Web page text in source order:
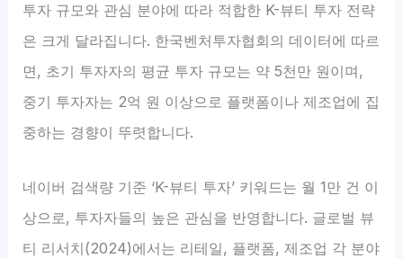
투자 규모와 관심 분야에 따라 적합한 K-뷰티 투자 전략
은 크게 달라집니다. 한국벤처투자협회의 데이터에 따르
면, 초기 투자자의 평균 투자 규모는 약 5천만 원이며,
중기 투자자는 2억 원 이상으로 플랫폼이나 제조업에 집
중하는 경향이 뚜렷합니다.
네이버 검색량 기준 ‘K-뷰티 투자’ 키워드는 월 1만 건 이
상으로, 투자자들의 높은 관심을 반영합니다. 글로벌 뷰
티 리서치(2024)에서는 리테일, 플랫폼, 제조업 각 분야